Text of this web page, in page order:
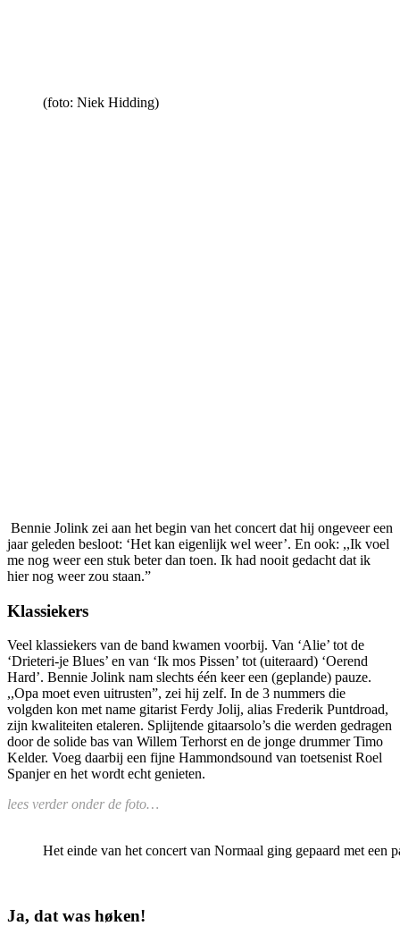
(foto: Niek Hidding)
Bennie Jolink zei aan het begin van het concert dat hij ongeveer een
jaar geleden besloot: ‘Het kan eigenlijk wel weer’. En ook: ,,Ik voel
me nog weer een stuk beter dan toen. Ik had nooit gedacht dat ik
hier nog weer zou staan.”
Klassiekers
Veel klassiekers van de band kwamen voorbij. Van ‘Alie’ tot de
‘Drieteri-je Blues’ en van ‘Ik mos Pissen’ tot (uiteraard) ‘Oerend
Hard’. Bennie Jolink nam slechts één keer een (geplande) pauze.
,,Opa moet even uitrusten”, zei hij zelf. In de 3 nummers die
volgden kon met name gitarist Ferdy Jolij, alias Frederik Puntdroad,
zijn kwaliteiten etaleren. Splijtende gitaarsolo’s die werden gedragen
door de solide bas van Willem Terhorst en de jonge drummer Timo
Kelder. Voeg daarbij een fijne Hammondsound van toetsenist Roel
Spanjer en het wordt echt genieten.
lees verder onder de foto…
Het einde van het concert van Normaal ging gepaard met een
Ja, dat was høken!